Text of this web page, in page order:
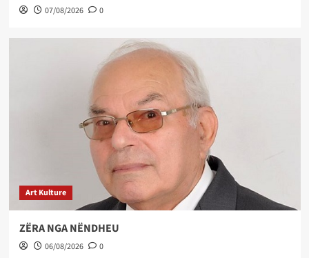
07/08/2026 0
Art Kulture
ZËRA NGA NËNDHEU
06/08/2026 0